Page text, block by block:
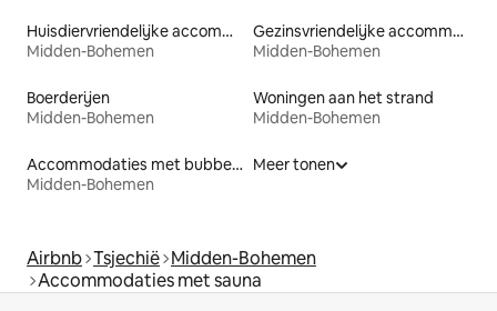
Huisdiervriendelijke accommodaties
Midden-Bohemen
Gezinsvriendelijke accommodaties
Midden-Bohemen
Boerderijen
Midden-Bohemen
Woningen aan het strand
Midden-Bohemen
Accommodaties met bubbelbad
Midden-Bohemen
Meer tonen
Airbnb Tsjechië Midden-Bohemen
Accommodaties met sauna